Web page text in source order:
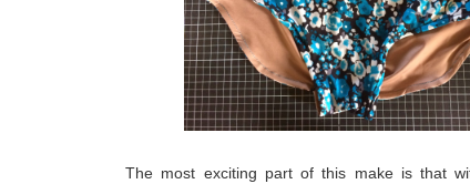
The most exciting part of this make is that